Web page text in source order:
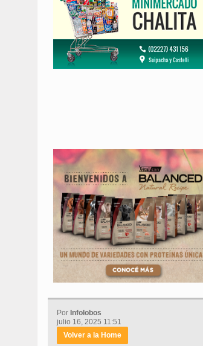
Por Infolobos
julio 16, 2025 11:51
Volver a la Home